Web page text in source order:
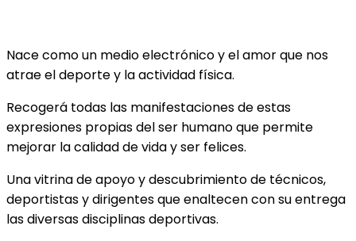
Nace como un medio electrónico y el amor que nos
atrae el deporte y la actividad física.
Recogerá todas las manifestaciones de estas
expresiones propias del ser humano que permite
mejorar la calidad de vida y ser felices.
Una vitrina de apoyo y descubrimiento de técnicos,
deportistas y dirigentes que enaltecen con su entrega
las diversas disciplinas deportivas.